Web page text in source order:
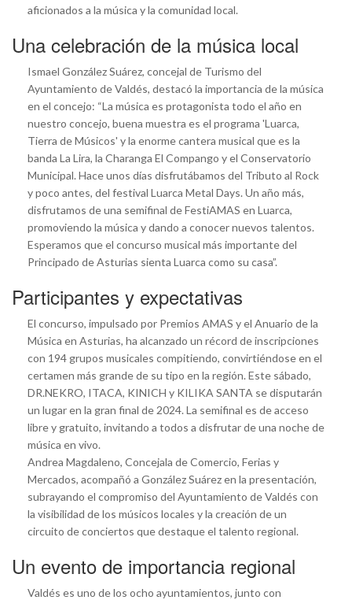
aficionados a la música y la comunidad local.
Una celebración de la música local
Ismael González Suárez, concejal de Turismo del
Ayuntamiento de Valdés, destacó la importancia de la música
en el concejo: “La música es protagonista todo el año en
nuestro concejo, buena muestra es el programa 'Luarca,
Tierra de Músicos' y la enorme cantera musical que es la
banda La Lira, la Charanga El Compango y el Conservatorio
Municipal. Hace unos días disfrutábamos del Tributo al Rock
y poco antes, del festival Luarca Metal Days. Un año más,
disfrutamos de una semifinal de FestiAMAS en Luarca,
promoviendo la música y dando a conocer nuevos talentos.
Esperamos que el concurso musical más importante del
Principado de Asturias sienta Luarca como su casa”.
Participantes y expectativas
El concurso, impulsado por Premios AMAS y el Anuario de la
Música en Asturias, ha alcanzado un récord de inscripciones
con 194 grupos musicales compitiendo, convirtiéndose en el
certamen más grande de su tipo en la región. Este sábado,
DR.NEKRO, ITACA, KINICH y KILIKA SANTA se disputarán
un lugar en la gran final de 2024. La semifinal es de acceso
libre y gratuito, invitando a todos a disfrutar de una noche de
música en vivo.
Andrea Magdaleno, Concejala de Comercio, Ferias y
Mercados, acompañó a González Suárez en la presentación,
subrayando el compromiso del Ayuntamiento de Valdés con
la visibilidad de los músicos locales y la creación de un
circuito de conciertos que destaque el talento regional.
Un evento de importancia regional
Valdés es uno de los ocho ayuntamientos, junto con